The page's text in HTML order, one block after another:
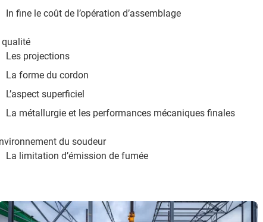
In fine le coût de l’opération d’assemblage
Les projections
La forme du cordon
L’aspect superficiel
La métallurgie et les performances mécaniques finales
du soudeur
La limitation d’émission de fumée